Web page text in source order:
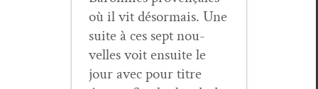
où il vit désor­mais. Une
suite à ces sept nou­
velles voit ensuite le
jour avec pour titre